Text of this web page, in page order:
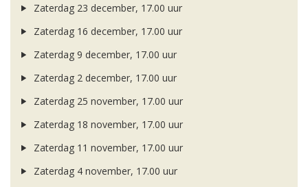
Zaterdag 23 december, 17.00 uur
Zaterdag 16 december, 17.00 uur
Zaterdag 9 december, 17.00 uur
Zaterdag 2 december, 17.00 uur
Zaterdag 25 november, 17.00 uur
Zaterdag 18 november, 17.00 uur
Zaterdag 11 november, 17.00 uur
Zaterdag 4 november, 17.00 uur